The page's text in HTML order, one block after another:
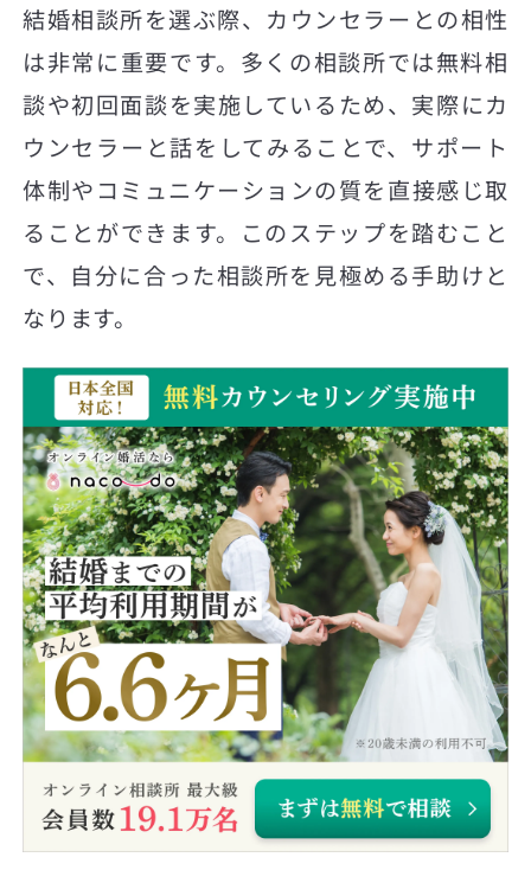
結婚相談所を選ぶ際、カウンセラーとの相性
は非常に重要です。多くの相談所では無料相
談や初回面談を実施しているため、実際にカ
ウンセラーと話をしてみることで、サポート
体制やコミュニケーションの質を直接感じ取
ることができます。このステップを踏むこと
で、自分に合った相談所を見極める手助けと
なります。